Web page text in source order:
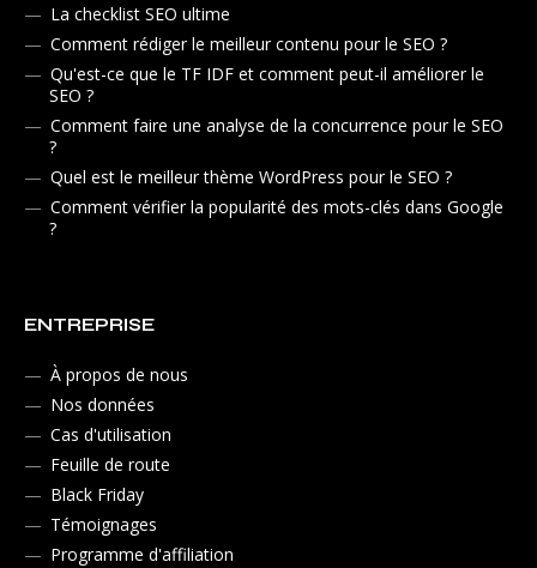
La checklist SEO ultime
Comment rédiger le meilleur contenu pour le SEO ?
Qu'est-ce que le TF IDF et comment peut-il améliorer le
SEO ?
Comment faire une analyse de la concurrence pour le SEO
?
Quel est le meilleur thème WordPress pour le SEO ?
Comment vérifier la popularité des mots-clés dans Google
?
ENTREPRISE
À propos de nous
Nos données
Cas d'utilisation
Feuille de route
Black Friday
Témoignages
Programme d'affiliation